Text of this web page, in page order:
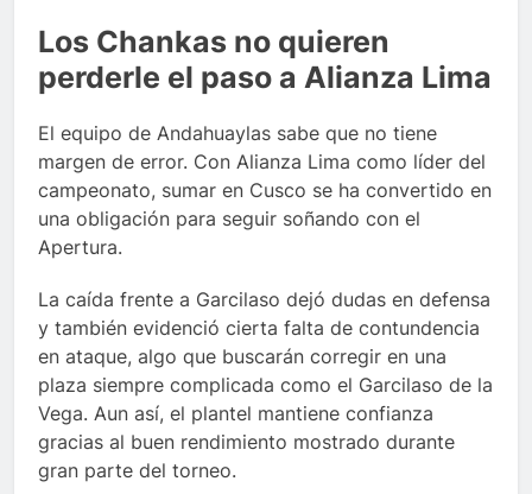
Los Chankas no quieren
perderle el paso a Alianza Lima
El equipo de Andahuaylas sabe que no tiene
margen de error. Con Alianza Lima como líder del
campeonato, sumar en Cusco se ha convertido en
una obligación para seguir soñando con el
Apertura.
La caída frente a Garcilaso dejó dudas en defensa
y también evidenció cierta falta de contundencia
en ataque, algo que buscarán corregir en una
plaza siempre complicada como el Garcilaso de la
Vega. Aun así, el plantel mantiene confianza
gracias al buen rendimiento mostrado durante
gran parte del torneo.